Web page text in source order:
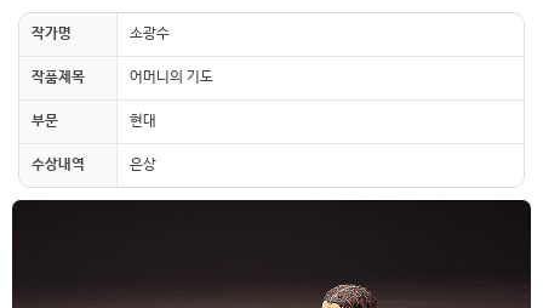
작가명 소광수
작품제목 어머니의 기도
부문 현대
수상내역 은상